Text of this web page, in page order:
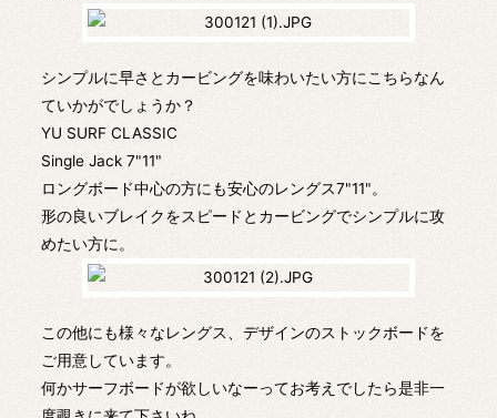
シンプルに早さとカービングを味わいたい方にこちらなん
ていかがでしょうか？
YU SURF CLASSIC
Single Jack 7"11"
ロングボード中心の方にも安心のレングス7"11"。
形の良いブレイクをスピードとカービングでシンプルに攻
めたい方に。
この他にも様々なレングス、デザインのストックボードを
ご用意しています。
何かサーフボードが欲しいなーってお考えでしたら是非一